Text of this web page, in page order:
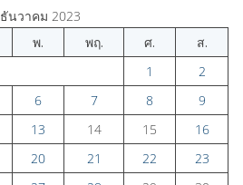
ธันวาคม 2023
พ. พฤ. ศ.
ส.
1
2
6 7 8
9
13 14 15
16
20 21 22
23